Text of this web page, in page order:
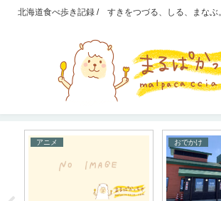
北海道食べ歩き記録 / すきをつづる、しる、まなぶ
アニメ おでかけ